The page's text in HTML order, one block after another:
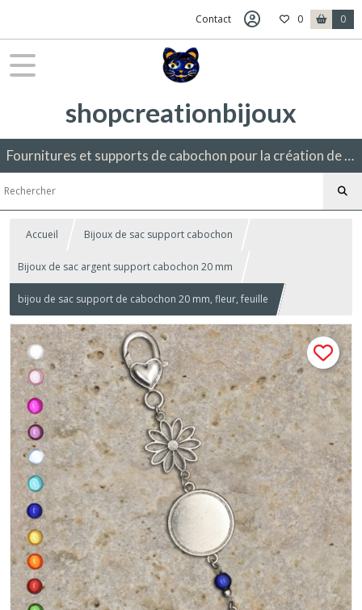
Contact 0 0
shopcreationbijoux
Fournitures et supports de cabochon pour la création de bijoux fantaisie.
Accueil Bijoux de sac support cabochon
Bijoux de sac argent support cabochon 20 mm
bijou de sac support de cabochon 20 mm, fleur, feuille